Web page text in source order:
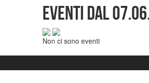
Eventi dal
Non ci sono eventi